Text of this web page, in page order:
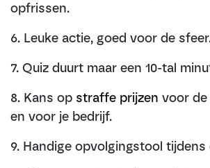
opfrissen.
6. Leuke actie, goed voor de
7. Quiz duurt maar een 10-tal
8. Kans op straffe prijzen voor
en voor je bedrijf.
9. Handige opvolgingstool tijdens